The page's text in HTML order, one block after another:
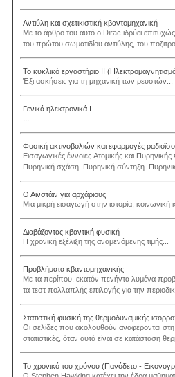
Αντιύλη και σχετικιστική κβαντομηχανική
Με το άρθρο του αυτό ο Dirac ιδρύει
του πρώτου σωματιδίου αντιύλης, του
Το κυκλικό εργαστήριο ΙΙ
Έξι ασκήσεις για τη μηχανική των ρευστών...
Γενικά ηλεκτρονικά I
Φυσική ακτινοβολιών και εφαρμογές
Eισαγωγικές έννοιες Aτομικής και
Πυρηνική σχάση. Πυρηνική σύντηξη.
Ο Αϊνστάιν για αρχάριους
Μια μικρή εισαγωγή στην ιστορία,
Διαβάζοντας κβαντική φυσική
Η χρονική εξέλιξη της αναμενόμενης τιμής...
Προβλήματα κβαντομηχανικής
Με τα περίπου, εκατόν πενήντα λυμένα
τα τεστ πολλαπλής επιλογής για την
Στατιστική φυσική της θερμοδυναμικής
Οι σελίδες που ακολουθούν αναφέρονται
στατιστικές, όταν αυτά είναι σε κατάσταση
Το χρονικό του χρόνου (Πανόδετο -